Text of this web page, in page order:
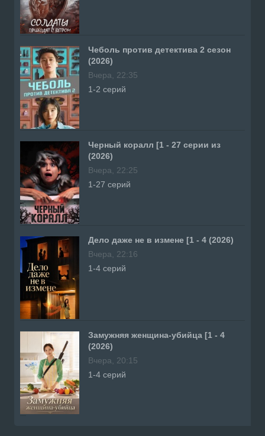
Чеболь против детектива 2 сезон
(2026)
Вчера, 22:35
1-2 серий
Черный коралл [1 - 27 серии из
(2026)
Вчера, 22:25
1-27 серий
Дело даже не в измене [1 - 4 (2026)
Вчера, 22:16
1-4 серий
Замужняя женщина-убийца [1 - 4
(2026)
Вчера, 20:15
1-4 серий